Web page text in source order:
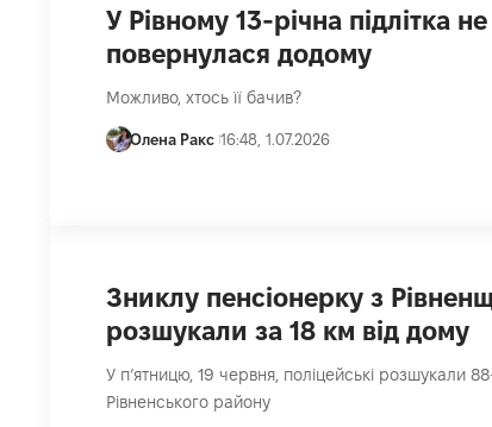
У Рівному 13-річна підлітка не
повернулася додому
Можливо, хтось її бачив?
Олена Ракс 16:48, 1.07.2026
Зниклу пенсіонерку з
розшукали за 18 км від дому
У пʼятницю, 19 червня, поліцейські розшукали
Рівненського району